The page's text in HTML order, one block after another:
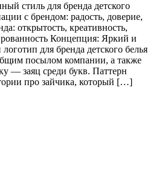
стиль для бренда детского
с брендом: радость, доверие,
открытость, креативность,
Концепция: Яркий и
для бренда детского белья
посылом компании, а также
— заяц среди букв. Паттерн
про зайчика, который […]